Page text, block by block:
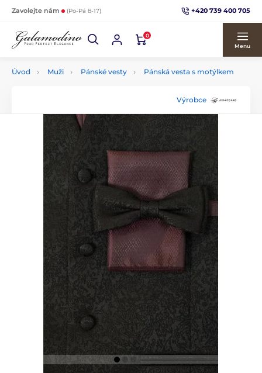
Zavolejte nám (Po-Pá 8-17) +420 739 400 705
0
Menu
Úvod Muži Pánské vesty Pánská vesta s motýlkem
Výrobce